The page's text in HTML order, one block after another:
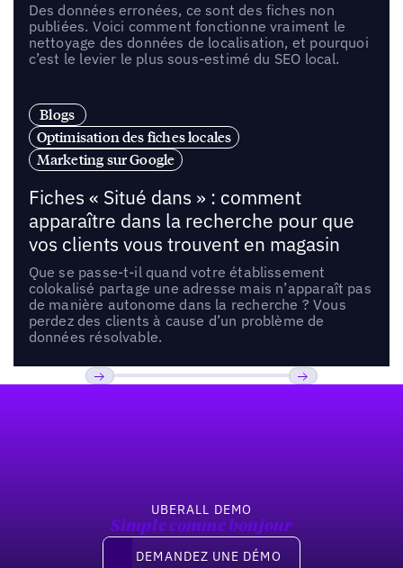
Des données erronées, ce sont des fiches non
publiées. Voici comment fonctionne vraiment le
nettoyage des données de localisation, et pourquoi
c’est le levier le plus sous-estimé du SEO local.
Blogs
Optimisation des fiches locales
Marketing sur Google
Fiches « Situé dans » : comment
apparaître dans la recherche pour que
vos clients vous trouvent en magasin
Que se passe-t-il quand votre établissement
colokalisé partage une adresse mais n’apparaît pas
de manière autonome dans la recherche ? Vous
perdez des clients à cause d’un problème de
données résolvable.
UBERALL DEMO
Simple comme bonjour
Demandez une démo
DEMANDEZ UNE DÉMO